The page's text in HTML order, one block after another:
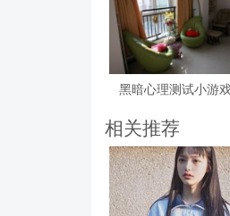
黑暗心理测试小游
小游戏活动
相关推荐